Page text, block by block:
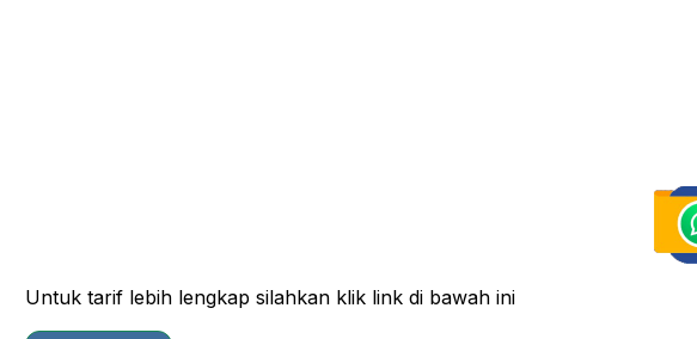
Untuk tarif lebih lengkap silahkan klik link di bawah ini